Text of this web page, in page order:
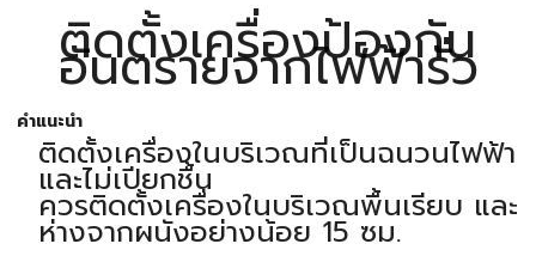
ติดตั้งเครื่องป้องกัน
อันตรายจากไฟฟ้ารั่ว
คำแนะนำ
ติดตั้งเครื่องในบริเวณที่เป็นฉนวนไฟฟ้า
และไม่เปียกชื้น
ควรติดตั้งเครื่องในบริเวณพื้นเรียบ และ
ห่างจากผนังอย่างน้อย 15 ซม.